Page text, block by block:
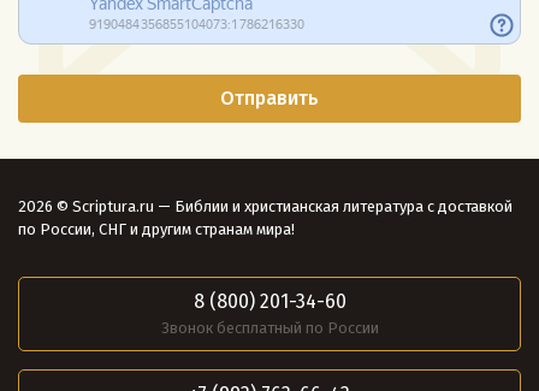
2026 © Scriptura.ru — Библии и христианская литература с доставкой
по России, СНГ и другим странам мира!
8 (800) 201-34-60
Звонок бесплатный по России